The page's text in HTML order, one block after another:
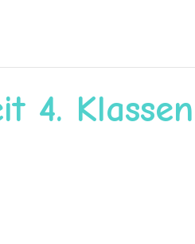
4. Klassen